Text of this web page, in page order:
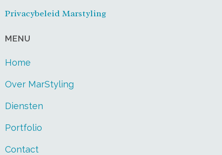
Privacybeleid Marstyling
MENU
Home
Over MarStyling
Diensten
Portfolio
Contact